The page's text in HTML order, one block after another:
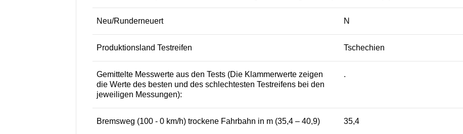
Neu/Runderneuert N
Produktionsland Testreifen Tschechien
Gemittelte Messwerte aus den Tests (Die Klammerwerte zeigen
die Werte des besten und des schlechtesten Testreifens bei den
jeweiligen Messungen):
.
Bremsweg (100 - 0 km/h) trockene Fahrbahn in m (35,4 – 40,9) 35,4